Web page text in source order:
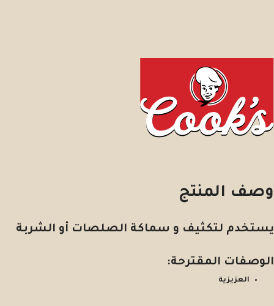
وصف المنتج
يستخدم لتكثيف و سماكة الصلصات أو الشربة
الوصفات المقترحة:
العزيزية